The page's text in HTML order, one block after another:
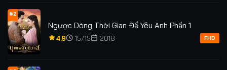
#2
Ngược Dòng Thời Gian Để Yêu Anh Phần 1
4.9 15/15 2018 FHD